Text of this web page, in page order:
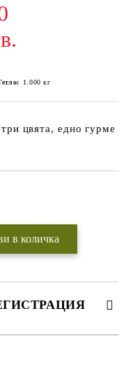
1.000 кг
цвята, едно гурме